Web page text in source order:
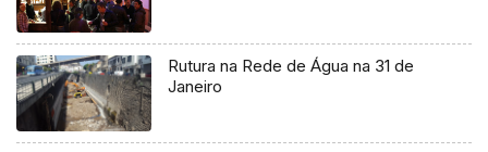
Rutura na Rede de Água na 31 de
Janeiro